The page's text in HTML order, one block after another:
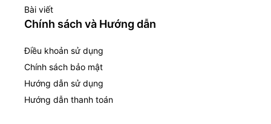
Bài viết
Chính sách và Hướng dẫn
Điều khoản sử dụng
Chính sách bảo mật
Hướng dẫn sử dụng
Hướng dẫn thanh toán